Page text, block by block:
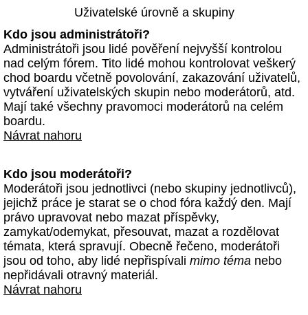
Uživatelské úrovně a skupiny
Kdo jsou administrátoři?
Administrátoři jsou lidé pověření nejvyšší kontrolou
nad celým fórem. Tito lidé mohou kontrolovat veškerý
chod boardu včetně povolování, zakazování uživatelů,
vytváření uživatelských skupin nebo moderátorů, atd.
Mají také všechny pravomoci moderátorů na celém
boardu.
Návrat nahoru
Kdo jsou moderátoři?
Moderátoři jsou jednotlivci (nebo skupiny jednotlivců),
jejichž práce je starat se o chod fóra každý den. Mají
právo upravovat nebo mazat příspěvky,
zamykat/odemykat, přesouvat, mazat a rozdělovat
témata, která spravují. Obecně řečeno, moderátoři
jsou od toho, aby lidé nepřispívali mimo téma nebo
nepřidávali otravný materiál.
Návrat nahoru